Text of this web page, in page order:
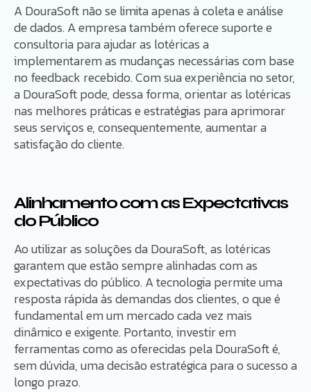
A DouraSoft não se limita apenas à coleta e análise
de dados. A empresa também oferece suporte e
consultoria para ajudar as lotéricas a
implementarem as mudanças necessárias com base
no feedback recebido. Com sua experiência no setor,
a DouraSoft pode, dessa forma, orientar as lotéricas
nas melhores práticas e estratégias para aprimorar
seus serviços e, consequentemente, aumentar a
satisfação do cliente.
Alinhamento com as Expectativas
do Público
Ao utilizar as soluções da DouraSoft, as lotéricas
garantem que estão sempre alinhadas com as
expectativas do público. A tecnologia permite uma
resposta rápida às demandas dos clientes, o que é
fundamental em um mercado cada vez mais
dinâmico e exigente. Portanto, investir em
ferramentas como as oferecidas pela DouraSoft é,
sem dúvida, uma decisão estratégica para o sucesso a
longo prazo.